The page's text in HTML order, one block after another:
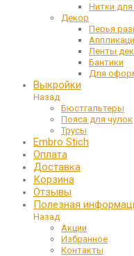
Нитки
Декор
Перья
Ленты
Бантики
Для
Выкройки
Назад
Бюстгальтеры
Пояса для чулок
Трусы
Embro Stich
Оплата
Доставка
Корзина
Отзывы
Полезная
Назад
Акции
Избранное
Контакты